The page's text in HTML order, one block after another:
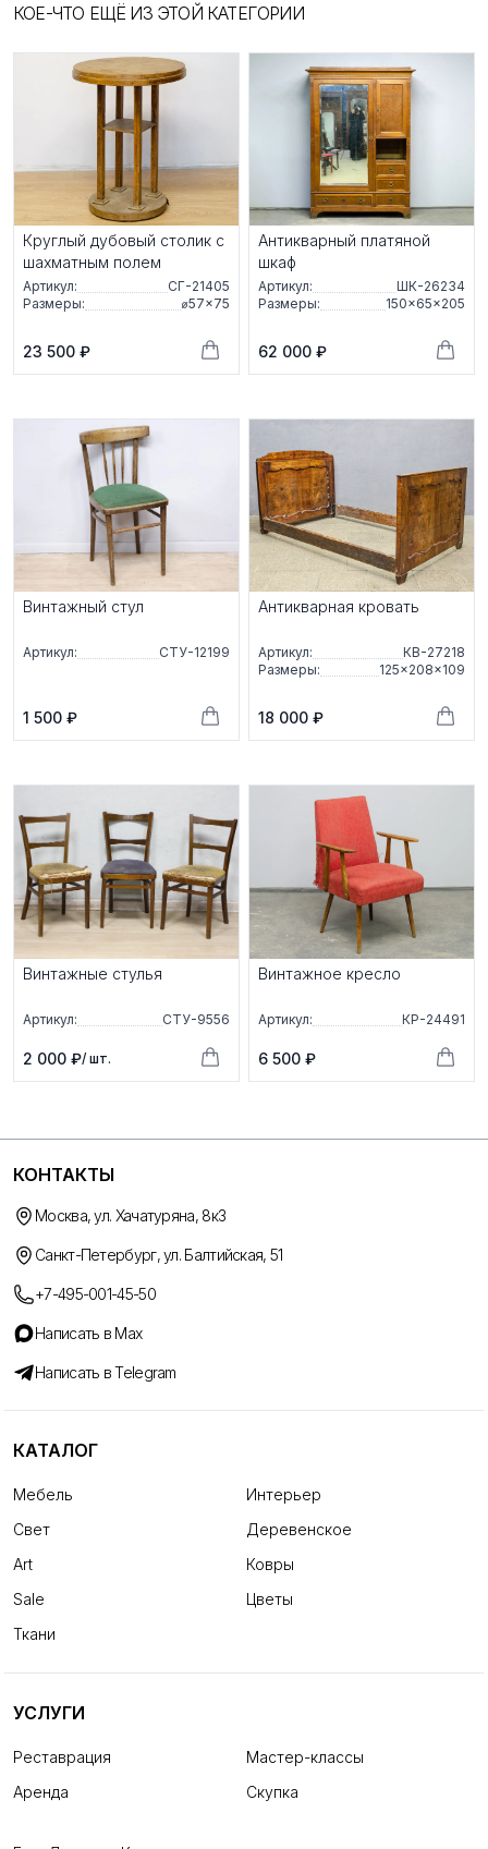
КОЕ-ЧТО ЕЩЁ ИЗ ЭТОЙ КАТЕГОРИИ
Круглый дубовый столик с
шахматным полем
Артикул:
СГ-21405
Размеры:
⌀57×75
23 500 ₽
Антикварный платяной
шкаф
Артикул:
ШК-26234
Размеры:
150×65×205
62 000 ₽
Винтажный стул
Артикул: СТУ-12199
1 500 ₽
Антикварная кровать
Артикул:
КВ-27218
Размеры:
125×208×109
18 000 ₽
Винтажные стулья
Артикул: СТУ-9556
2 000 ₽/ шт.
Винтажное кресло
Артикул: КР-24491
6 500 ₽
КОНТАКТЫ
Москва, ул. Хачатуряна, 8к3
Санкт-Петербург, ул. Балтийская, 51
+7-495-001-45-50
Написать в Max
Написать в Telegram
КАТАЛОГ
Мебель
Интерьер
Свет
Деревенское
Art
Ковры
Sale
Цветы
Ткани
УСЛУГИ
Реставрация
Мастер-классы
Аренда
Скупка